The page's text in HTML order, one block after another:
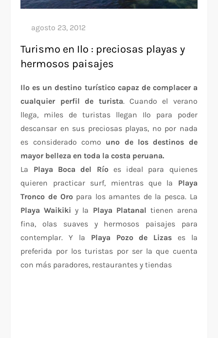
Turismo en Ilo : preciosas playas y
hermosos paisajes
Ilo es un destino turístico capaz de complacer a
cualquier perfil de turista. Cuando el verano
llega, miles de turistas llegan Ilo para poder
descansar en sus preciosas playas, no por nada
es considerado como uno de los destinos de
mayor belleza en toda la costa peruana.
La Playa Boca del Río es ideal para quienes
quieren practicar surf, mientras que la Playa
Tronco de Oro para los amantes de la pesca. La
Playa Waikiki y la Playa Platanal tienen arena
fina, olas suaves y hermosos paisajes para
contemplar. Y la Playa Pozode Lizas es la
preferida por los turistas por ser la que cuenta
con más paradores, restaurantes y tiendas